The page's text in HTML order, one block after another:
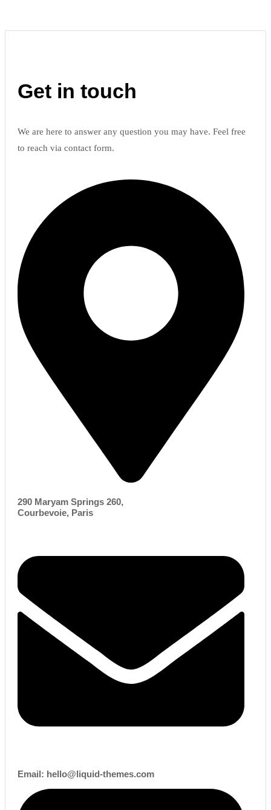
Get in touch
We are here to answer any question you may have. Feel free
to reach via contact form.
290 Maryam Springs 260,
Courbevoie, Paris
Email: hello@liquid-themes.com